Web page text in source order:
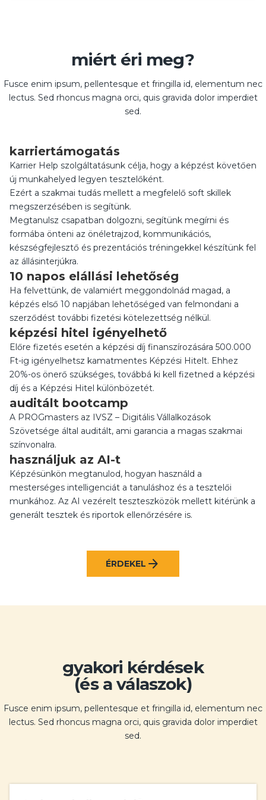
miért éri meg?
Fusce enim ipsum, pellentesque et fringilla id, elementum nec
lectus. Sed rhoncus magna orci, quis gravida dolor imperdiet
sed.
karriertámogatás
Karrier Help szolgáltatásunk célja, hogy a képzést követően
új munkahelyed legyen tesztelőként.
Ezért a szakmai tudás mellett a megfelelő soft skillek
megszerzésében is segítünk.
Megtanulsz csapatban dolgozni, segítünk megírni és
formába önteni az önéletrajzod, kommunikációs,
készségfejlesztő és prezentációs tréningekkel készítünk fel
az állásinterjúkra.
10 napos elállási lehetőség
Ha felvettünk, de valamiért meggondolnád magad, a
képzés első 10 napjában lehetőséged van felmondani a
szerződést további fizetési kötelezettség nélkül.
képzési hitel igényelhető
Előre fizetés esetén a képzési díj finanszírozására 500.000
Ft-ig igényelhetsz kamatmentes Képzési Hitelt. Ehhez
20%-os önerő szükséges, továbbá ki kell fizetned a képzési
díj és a Képzési Hitel különbözetét.
auditált bootcamp
A PROGmasters az IVSZ – Digitális Vállalkozások
Szövetsége által auditált, ami garancia a magas szakmai
színvonalra.
használjuk az AI-t
Képzésünkön megtanulod, hogyan használd a
mesterséges intelligenciát a tanuláshoz és a tesztelői
munkához. Az AI vezérelt teszteszközök mellett kitérünk a
generált tesztek és riportok ellenőrzésére is.
ÉRDEKEL arrow_forward
gyakori kérdések
(és a válaszok)
Fusce enim ipsum, pellentesque et fringilla id, elementum nec
lectus. Sed rhoncus magna orci, quis gravida dolor imperdiet
sed.